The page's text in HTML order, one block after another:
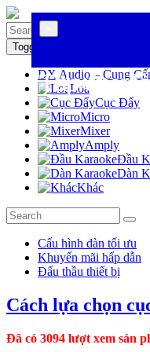
Toggle navigation
DX Audio – Cung
Loa
Cục Đẩy
Micro
Mixer
Amply
Đầu
Dàn
Khác
Cấu hình dàn tối ưu
Khuyến mãi hấp dẫn
Đấu thầu thiết bị
Cách lựa chọn
Đã có 3094 lượt xem sản
Top cục
Tư vấn